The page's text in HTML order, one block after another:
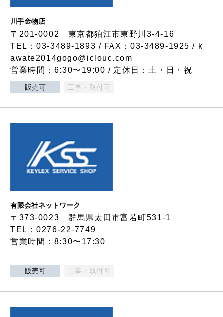
川手金物店
〒201-0002 東京都狛江市東野川3-4-16
TEL：03-3489-1893 / FAX：03-3489-1925 / k
awate2014gogo@icloud.com
営業時間：6:30〜19:00 / 定休日：土・日・祝
販売可 工事・取付可
有限会社ネットワーク
〒373-0023 群馬県太田市富若町531-1
TEL：0276-22-7749
営業時間：8:30〜17:30
販売可 工事・取付可